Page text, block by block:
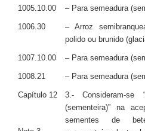
1005.10.00 – Para semeadura
1006.30
– Arroz
polido ou brunido
1007.10.00 – Para semeadura
1008.21 – Para semeadura
Capítulo 12
3.- Consideram-se
(sementeira)” na
sementes de